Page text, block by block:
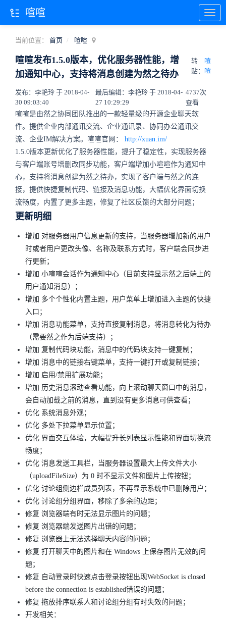
当前位置： 首页 喧喧
喧喧发布1.5.0版本，优化服务器性能，增
加通知中心，支持将消息创建为然之待办
转
贴：
喧
喧
发布：李艳玲 于 2018-04-
30 09:03:40
最后编辑：李艳玲 于 2018-04-
27 10:29:29
4737次
查看
喧喧是由然之协同团队推出的一款轻量级的开源企业聊天软
件。提供企业内部通讯交流、企业通讯录、协同办公通讯交
流、企业IM解决方案。喧喧官网： http://xuan.im/
1.5.0版本更新优化了服务器性能，提升了稳定性，实现服务器
与客户端账号增删改同步功能，客户端增加小喧喧作为通知中
心，支持将消息创建为然之待办，实现了客户端与然之的连
接，提供快捷复制代码、链接及消息功能，大幅优化界面切换
流畅度，内置了更多主题，修复了社区反馈的大部分问题；
更新明细
增加 对服务器用户信息更新的支持，当服务器增加新的用户
时或者用户更改头像、名称及联系方式时，客户端会同步进
行更新；
增加 小喧喧会话作为通知中心（目前支持显示然之后端上的
用户通知消息）；
增加 多个个性化内置主题，用户菜单上增加进入主题的快捷
入口；
增加 消息功能菜单，支持直接复制消息，将消息转化为待办
（需要然之作为后端支持）；
增加 复制代码块功能，消息中的代码块支持一键复制；
增加 消息中的链接右键菜单，支持一键打开或复制链接；
增加 启用/禁用扩展功能；
增加 历史消息滚动查看功能，向上滚动聊天窗口中的消息，
会自动加载之前的消息，直到没有更多消息可供查看；
优化 系统消息外观；
优化 多处下拉菜单显示位置；
优化 界面交互体验，大幅提升长列表显示性能和界面切换流
畅度；
优化 消息发送工具栏，当服务器设置最大上传文件大小
（uploadFileSize）为 0 时不显示文件和图片上传按钮；
优化 讨论组侧边栏成员列表，不再显示系统中已删除用户；
优化 讨论组分组界面，移除了多余的边距；
修复 浏览器端有时无法显示图片的问题；
修复 浏览器端发送图片出错的问题；
修复 浏览器上无法选择聊天内容的问题；
修复 打开聊天中的图片和在 Windows 上保存图片无效的问
题；
修复 自动登录时快速点击登录按钮出现WebSocket is closed
before the connection is established错误的问题；
修复 拖放排序联系人和讨论组分组有时失效的问题；
开发相关：
喧喧